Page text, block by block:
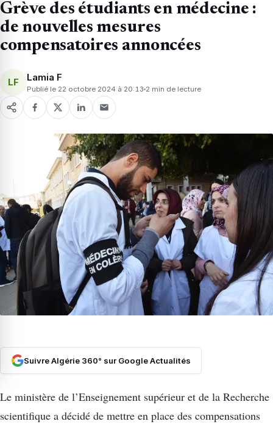
Grève des étudiants en médecine :
de nouvelles mesures
compensatoires annoncées
LF Lamia F
Publié le 22 octobre 2024 à 20:13 2 min de lecture
Suivre Algérie 360° sur Google Actualités
Le ministère de l’Enseignement supérieur et de la Recherche
scientifique a décidé de mettre en place des compensations